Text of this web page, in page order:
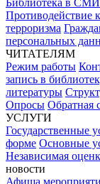
Библиотека в СМИ
Противодействие
терроризма
персональных
ЧИТАТЕЛЯМ
Режим работы
запись в
литературы
Опросы Обратная
УСЛУГИ
Государственные
форме Основные
Независимая
новости
Афиша